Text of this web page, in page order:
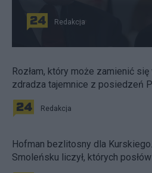
Redakcja
Rozłam, który może zamienić
zdradza tajemnice z posiedzeń
Redakcja
Hofman bezlitosny dla
Smoleńsku liczył, których